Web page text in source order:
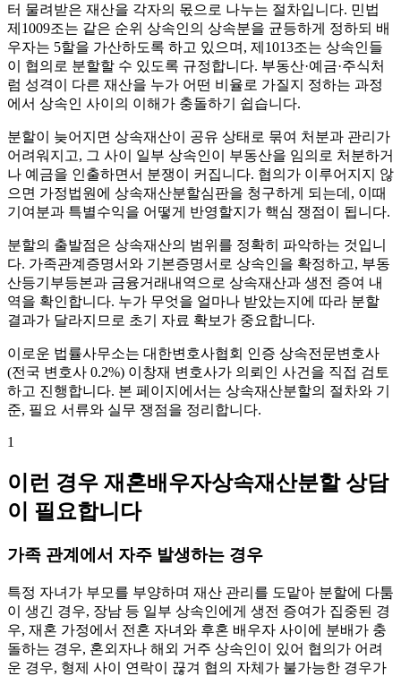
터 물려받은 재산을 각자의 몫으로 나누는 절차입니다. 민법
제1009조는 같은 순위 상속인의 상속분을 균등하게 정하되 배
우자는 5할을 가산하도록 하고 있으며, 제1013조는 상속인들
이 협의로 분할할 수 있도록 규정합니다. 부동산·예금·주식처
럼 성격이 다른 재산을 누가 어떤 비율로 가질지 정하는 과정
에서 상속인 사이의 이해가 충돌하기 쉽습니다.
분할이 늦어지면 상속재산이 공유 상태로 묶여 처분과 관리가
어려워지고, 그 사이 일부 상속인이 부동산을 임의로 처분하거
나 예금을 인출하면서 분쟁이 커집니다. 협의가 이루어지지 않
으면 가정법원에 상속재산분할심판을 청구하게 되는데, 이때
기여분과 특별수익을 어떻게 반영할지가 핵심 쟁점이 됩니다.
분할의 출발점은 상속재산의 범위를 정확히 파악하는 것입니
다. 가족관계증명서와 기본증명서로 상속인을 확정하고, 부동
산등기부등본과 금융거래내역으로 상속재산과 생전 증여 내
역을 확인합니다. 누가 무엇을 얼마나 받았는지에 따라 분할
결과가 달라지므로 초기 자료 확보가 중요합니다.
이로운 법률사무소는 대한변호사협회 인증 상속전문변호사
(전국 변호사 0.2%) 이창재 변호사가 의뢰인 사건을 직접 검토
하고 진행합니다. 본 페이지에서는 상속재산분할의 절차와 기
준, 필요 서류와 실무 쟁점을 정리합니다.
1
이런 경우 재혼배우자상속재산분할 상담
이 필요합니다
가족 관계에서 자주 발생하는 경우
특정 자녀가 부모를 부양하며 재산 관리를 도맡아 분할에 다툼
이 생긴 경우, 장남 등 일부 상속인에게 생전 증여가 집중된 경
우, 재혼 가정에서 전혼 자녀와 후혼 배우자 사이에 분배가 충
돌하는 경우, 혼외자나 해외 거주 상속인이 있어 협의가 어려
운 경우, 형제 사이 연락이 끊겨 협의 자체가 불가능한 경우가